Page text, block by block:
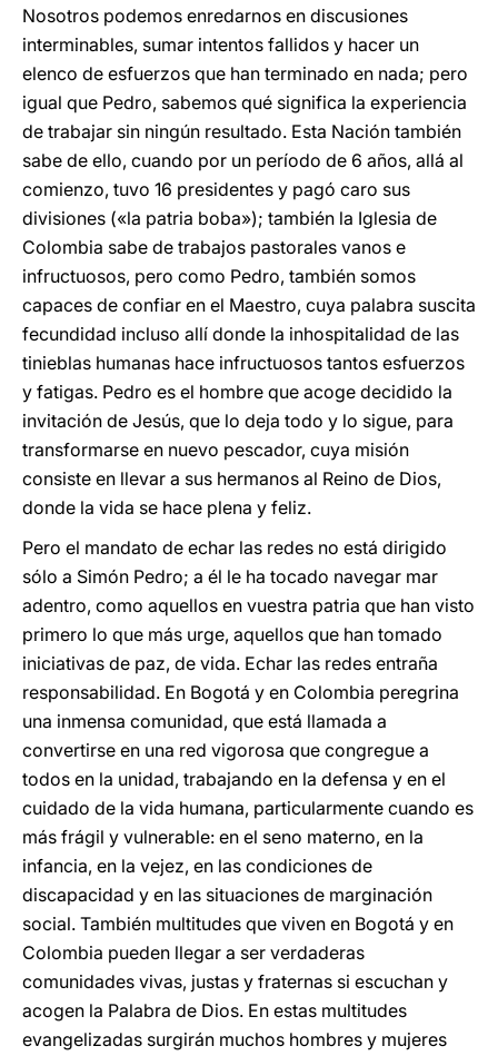
Nosotros podemos enredarnos en discusiones
interminables, sumar intentos fallidos y hacer un
elenco de esfuerzos que han terminado en nada; pero
igual que Pedro, sabemos qué significa la experiencia
de trabajar sin ningún resultado. Esta Nación también
sabe de ello, cuando por un período de 6 años, allá al
comienzo, tuvo 16 presidentes y pagó caro sus
divisiones («la patria boba»); también la Iglesia de
Colombia sabe de trabajos pastorales vanos e
infructuosos, pero como Pedro, también somos
capaces de confiar en el Maestro, cuya palabra suscita
fecundidad incluso allí donde la inhospitalidad de las
tinieblas humanas hace infructuosos tantos esfuerzos
y fatigas. Pedro es el hombre que acoge decidido la
invitación de Jesús, que lo deja todo y lo sigue, para
transformarse en nuevo pescador, cuya misión
consiste en llevar a sus hermanos al Reino de Dios,
donde la vida se hace plena y feliz.
Pero el mandato de echar las redes no está dirigido
sólo a Simón Pedro; a él le ha tocado navegar mar
adentro, como aquellos en vuestra patria que han visto
primero lo que más urge, aquellos que han tomado
iniciativas de paz, de vida. Echar las redes entraña
responsabilidad. En Bogotá y en Colombia peregrina
una inmensa comunidad, que está llamada a
convertirse en una red vigorosa que congregue a
todos en la unidad, trabajando en la defensa y en el
cuidado de la vida humana, particularmente cuando es
más frágil y vulnerable: en el seno materno, en la
infancia, en la vejez, en las condiciones de
discapacidad y en las situaciones de marginación
social. También multitudes que viven en Bogotá y en
Colombia pueden llegar a ser verdaderas
comunidades vivas, justas y fraternas si escuchan y
acogen la Palabra de Dios. En estas multitudes
evangelizadas surgirán muchos hombres y mujeres